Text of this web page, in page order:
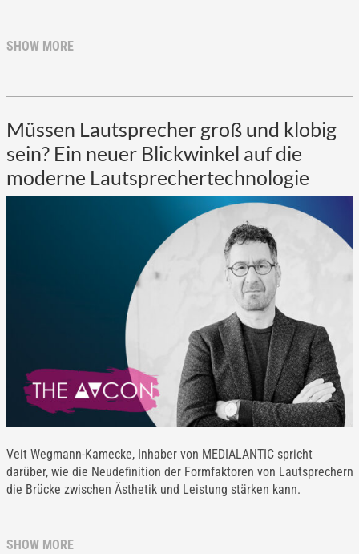
SHOW MORE
Müssen Lautsprecher groß und klobig
sein? Ein neuer Blickwinkel auf die
moderne Lautsprechertechnologie
Veit Wegmann-Kamecke, Inhaber von MEDIALANTIC spricht
darüber, wie die Neudefinition der Formfaktoren von Lautsprechern
die Brücke zwischen Ästhetik und Leistung stärken kann.
SHOW MORE